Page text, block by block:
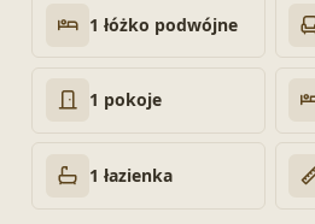
1 łóżko podwójne
1 pokoje
1 łazienka